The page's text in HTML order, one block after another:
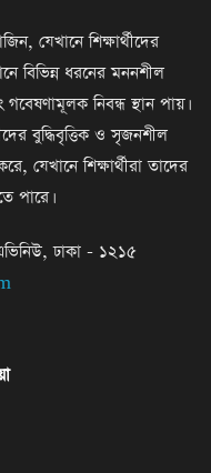
যেখানে শিক্ষার্থীদের
বিভিন্ন ধরনের মননশীল
নিবন্ধ স্থান পায়।
বুদ্ধিবৃত্তিক ও সৃজনশীল
যেখানে শিক্ষার্থীরা তাদের
পারে।
ঢাকা - ১২১৫